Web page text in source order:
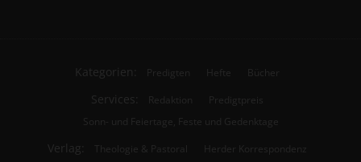
Kategorien: Predigten Hefte Bücher
Services: Redaktion
Predigtpreis
Sonn- und Feiertage, Feste und Gedenktage
Verlag: Theologie & Pastoral
Herder Korrespondenz